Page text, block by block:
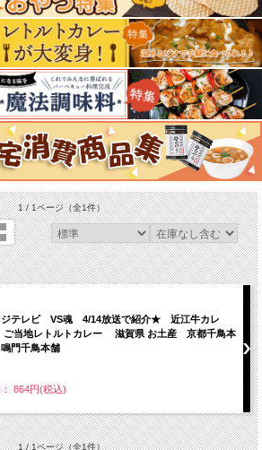
1 / 1ページ（全1件）
テレビ VS魂 4/14放送で紹介★ 近江牛カレ
当地レトルトカレー 滋賀県 お土産 京都千鳥本
門千鳥本舗
864円(税込)
1 / 1ページ（全1件）